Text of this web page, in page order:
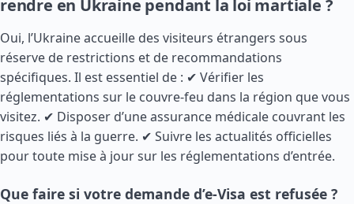
rendre en Ukraine pendant la loi martiale ?
Oui, l’Ukraine accueille des visiteurs étrangers sous
réserve de restrictions et de recommandations
spécifiques. Il est essentiel de : ✔ Vérifier les
réglementations sur le couvre-feu dans la région que vous
visitez. ✔ Disposer d’une assurance médicale couvrant les
risques liés à la guerre. ✔ Suivre les actualités officielles
pour toute mise à jour sur les réglementations d’entrée.
Que faire si votre demande d’e-Visa est refusée ?